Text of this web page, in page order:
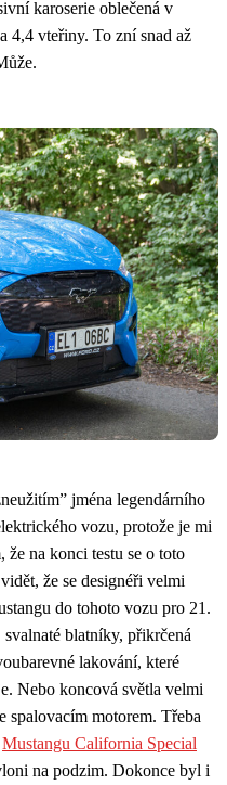
karoserie oblečená v
4,4 vteřiny. To zní snad až
jména legendárního
vozu, protože je mi
na konci testu se o toto
že se designéři velmi
do tohoto vozu pro 21.
blatníky, přikrčená
lakování, které
Nebo koncová světla velmi
spalovacím motorem. Třeba
Mustangu California Special
na podzim. Dokonce byl i